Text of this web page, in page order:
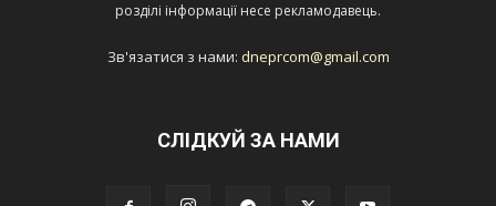
розділі інформації несе рекламодавець.
Зв'язатися з нами: dneprcom@gmail.com
СЛІДКУЙ ЗА НАМИ